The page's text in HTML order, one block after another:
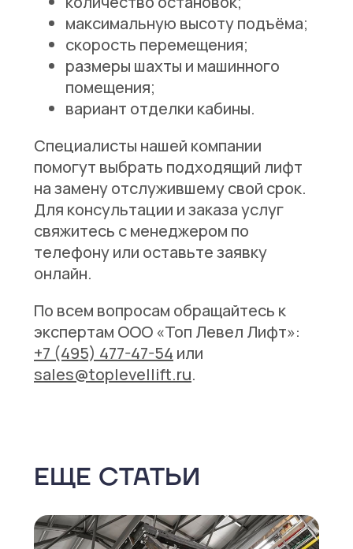
максимальную высоту подъёма;
скорость перемещения;
размеры шахты и машинного
помещения;
вариант отделки кабины.
Специалисты нашей компании
помогут выбрать подходящий лифт
на замену отслужившему свой срок.
Для консультации и заказа услуг
свяжитесь с менеджером по
телефону или оставьте заявку
онлайн.
По всем вопросам обращайтесь к
экспертам ООО «Топ Левел Лифт»:
+7 (495) 477-47-54 или
sales@toplevellift.ru.
ЕЩЕ СТАТЬИ